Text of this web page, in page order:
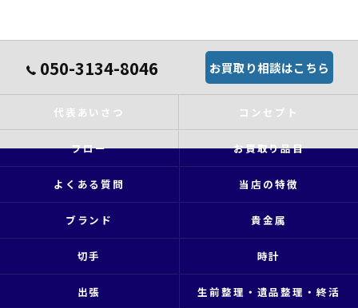
050-3134-8046 お買取り相談はこちら
代表あいさつ コンセプト
フロー お買取り品目
よくある質問 当店の特徴
ブランド 貴金属
切手 時計
出張 生前整理・遺品整理・終活